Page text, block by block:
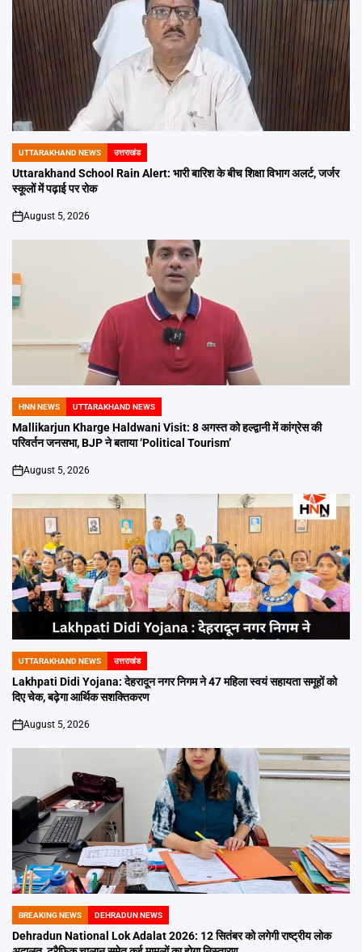
POSTED
IN
UTTARAKHAND NEWS उत्तराखंड
Uttarakhand School Rain Alert: भारी बारिश के बीच शिक्षा विभाग अलर्ट, जर्जर
स्कूलों में पढ़ाई पर रोक
on
August 5, 2026
POSTED
IN
HNN NEWS UTTARAKHAND NEWS
Mallikarjun Kharge Haldwani Visit: 8 अगस्त को हल्द्वानी में कांग्रेस की
परिवर्तन जनसभा, BJP ने बताया ‘Political Tourism’
on
August 5, 2026
POSTED
IN
UTTARAKHAND NEWS उत्तराखंड
Lakhpati Didi Yojana: देहरादून नगर निगम ने 47 महिला स्वयं सहायता समूहों को
दिए चेक, बढ़ेगा आर्थिक सशक्तिकरण
on
August 5, 2026
POSTED
IN
BREAKING NEWS DEHRADUN NEWS
Dehradun National Lok Adalat 2026: 12 सितंबर को लगेगी राष्ट्रीय लोक